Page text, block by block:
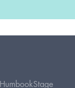
HumbookStage